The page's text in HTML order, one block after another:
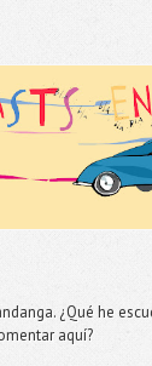
¿Qué he
aquí?